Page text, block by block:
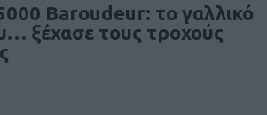
Baroudeur: το γαλλικό
ξέχασε τους τροχούς